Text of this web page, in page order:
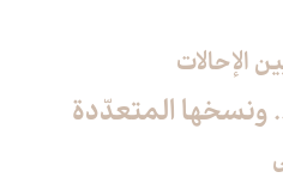
الإحالات
ونسخها المتعدّدة